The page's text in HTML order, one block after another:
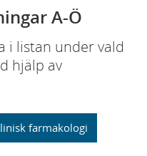
A-Ö
i listan under vald
hjälp av
farmakologi